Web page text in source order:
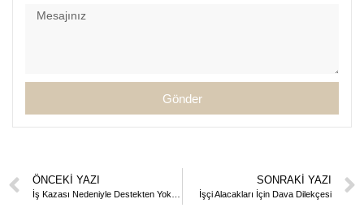
Gönder
ÖNCEKI YAZI SONRAKI YAZI
İşçi Alacakları İçin Dava Dilekçesi